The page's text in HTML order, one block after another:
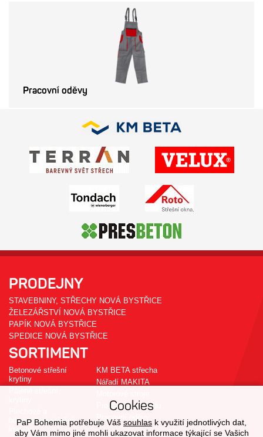
Pracovní oděvy
PRODEJNY
STAVEBNINY, STŘECHY NOVÁ BYSTŘICE
ŽELEZÁŘSTVÍ NOVÁ BYSTŘICE
PAPÍK NOVÁ BYSTŘICE
SPEDICE NOVÁ BYSTŘICE
SORTIMENT
Betonové střešní
krytiny
bitumenové střešní
krytiny
KM BETA střecha
Nářadí MAKITA
Pro dům a zahradu
Pracovní oděvy
Cookies
PaP Bohemia potřebuje Váš souhlas k využití jednotlivých dat,
aby Vám mimo jiné mohli ukazovat informace týkající se Vašich